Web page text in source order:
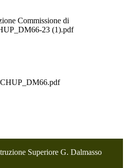
Commissione di
23 (1).pdf
Superiore G. Dalmasso